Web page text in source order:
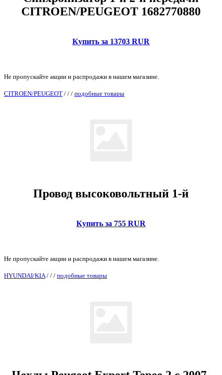
CITROEN/PEUGEOT 1682770880
Купить за 13703 RUR
Не пропускайте акции и распродажи в нашем магазине.
CITROEN/PEUGEOT / / / подобные товары
Провод высоковольтный 1-й
Купить за 755 RUR
Не пропускайте акции и распродажи в нашем магазине.
HYUNDAI/KIA / / / подобные товары